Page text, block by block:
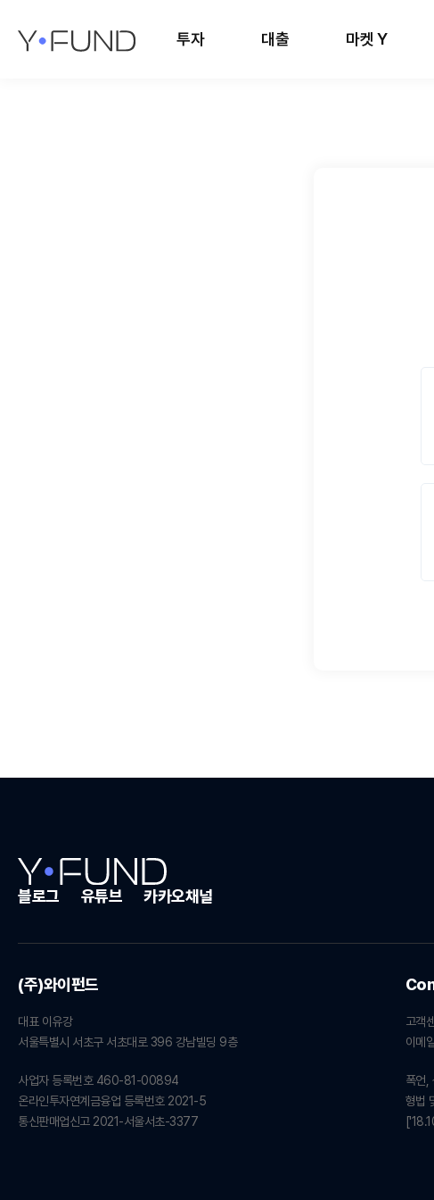
투자 대출 마켓 Y
블로그 유튜브 카카오채널
(주)와이펀드
대표 이유강
서울특별시 서초구 서초대로 396 강남빌딩 9층
사업자 등록번호 460-81-00894
온라인투자연계금융업 등록번호 2021-5
통신판매업신고 2021-서울서초-3377
고객
이메
폭언,
형법